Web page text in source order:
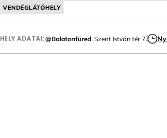
VENDÉGLÁTÓHELY
HELY ADATAI:@Balatonfüred, Szent István tér 7.